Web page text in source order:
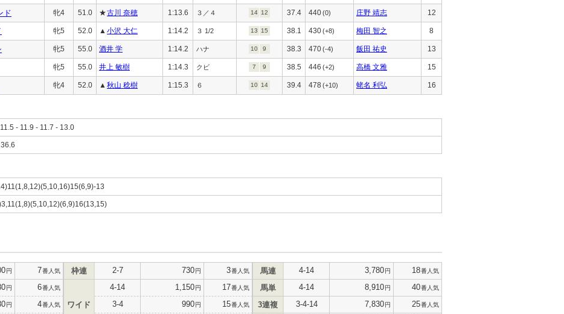
ド 牝4 51.0 ★古川 奈穂 1:13.6 ３／４ 14 12 37.4 440(0) 庄野 靖志 12
牝5 52.0 ▲ 小沢 大仁 1:14.2 ３ 1/2 13 15 38.1 430(+8) 梅田 智之 8
牝5 55.0 酒井 学 1:14.2 ハナ 10 9 38.3 470(-4) 飯田 祐史 13
牝5 55.0 井上 敏樹 1:14.3 クビ 7 9 38.5 446 (+2) 高橋 文雅 15
牝4 52.0 ▲ 秋山 稔樹 1:15.3 ６ 10 14 39.4 478 (+10) 蛯名 利弘 16
- 11.9 - 11.7 - 13.0
13
円 7番人気
円 6番人気
円 4番人気
枠連 2-7 730円 3番人気
ワイド
4-14 1,150円 17番人気
3-4 990円 15番人気
馬連 4-14 3,780円 18番人気
馬単 4-14 8,910円 40番人気
3連複 3-4-14 7,830円 25番人気